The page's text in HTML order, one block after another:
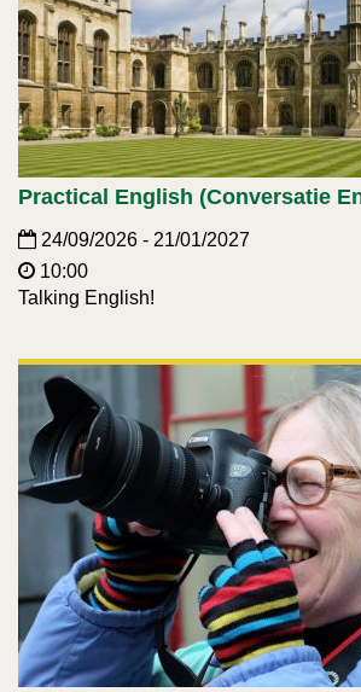
Practical English (Conversatie
24/09/2026 - 21/01/2027
10:00
Talking English!